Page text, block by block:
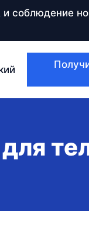
соблюдение